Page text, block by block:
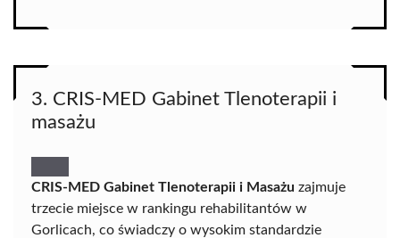
3. CRIS-MED Gabinet Tlenoterapii i
masażu
CRIS-MED Gabinet Tlenoterapii i Masażu zajmuje
trzecie miejsce w rankingu rehabilitantów w
Gorlicach, co świadczy o wysokim standardzie